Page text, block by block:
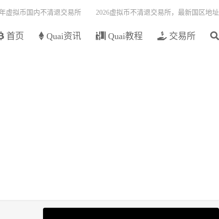
首页 Quai资讯 Quai教程 交易所
虚拟币国内不清退交易所 2026虚拟币不清退交易所，最新国区地址